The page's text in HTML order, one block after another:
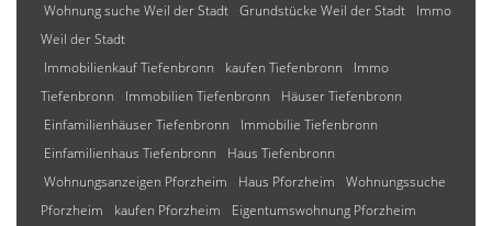
Wohnung suche Weil der Stadt Grundstücke Weil der Stadt
Immo
Weil der Stadt
Immobilienkauf Tiefenbronn
kaufen Tiefenbronn
Immo
Tiefenbronn
Immobilien Tiefenbronn
Häuser Tiefenbronn
Einfamilienhäuser Tiefenbronn
Immobilie Tiefenbronn
Einfamilienhaus Tiefenbronn
Haus Tiefenbronn
Wohnungsanzeigen Pforzheim
Haus Pforzheim
Wohnungssuche
Pforzheim
kaufen Pforzheim
Eigentumswohnung Pforzheim